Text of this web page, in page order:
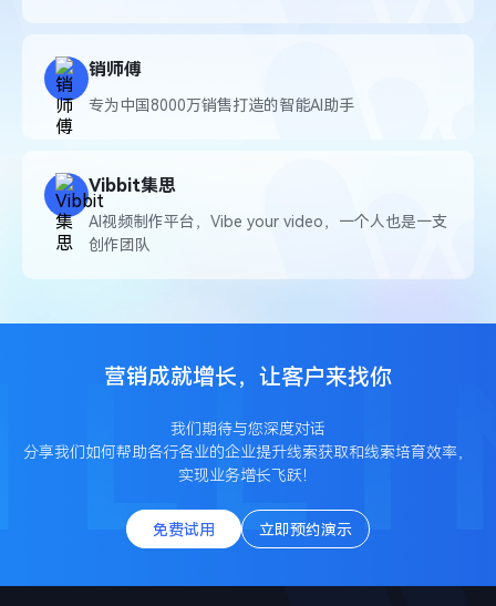
销师傅
专为中国8000万销售打造的智能AI助手
Vibbit集思
AI视频制作平台，Vibe your video，一个人也是一支
创作团队
营销成就增长，让客户来找你
我们期待与您深度对话
分享我们如何帮助各行各业的企业提升线索获取和线索培育效率，
实现业务增长飞跃！
免费试用 立即预约演示